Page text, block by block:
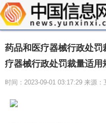
药品和医疗器械行政处
疗器械行政处罚裁量适用
时间：2023-09-01 03:17:29 来源：